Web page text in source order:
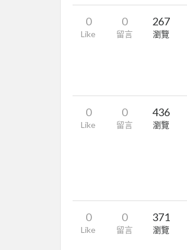
0
Like
0
留言
267
瀏覽
0
Like
0
留言
436
瀏覽
0
Like
0
留言
371
瀏覽